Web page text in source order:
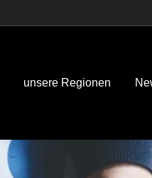
unsere Regionen